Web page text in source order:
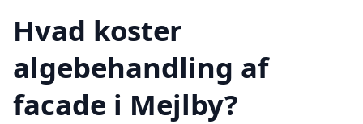
Hvad koster
algebehandling af
facade i Mejlby?